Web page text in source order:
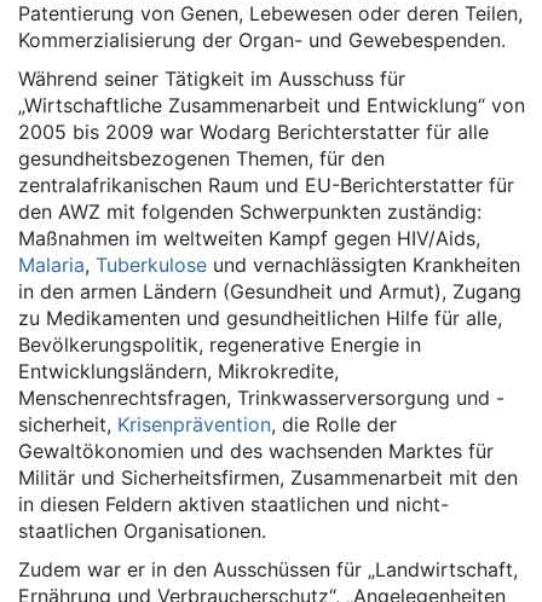
Patentierung von Genen, Lebewesen oder deren Teilen,
Kommerzialisierung der Organ- und Gewebespenden.
Während seiner Tätigkeit im Ausschuss für
„Wirtschaftliche Zusammenarbeit und Entwicklung“ von
2005 bis 2009 war Wodarg Berichterstatter für alle
gesundheitsbezogenen Themen, für den
zentralafrikanischen Raum und EU-Berichterstatter für
den AWZ mit folgenden Schwerpunkten zuständig:
Maßnahmen im weltweiten Kampf gegen HIV/Aids,
Malaria, Tuberkulose und vernachlässigten Krankheiten
in den armen Ländern (Gesundheit und Armut), Zugang
zu Medikamenten und gesundheitlichen Hilfe für alle,
Bevölkerungspolitik, regenerative Energie in
Entwicklungsländern, Mikrokredite,
Menschenrechtsfragen, Trinkwasserversorgung und -
sicherheit, Krisenprävention, die Rolle der
Gewaltökonomien und des wachsenden Marktes für
Militär und Sicherheitsfirmen, Zusammenarbeit mit den
in diesen Feldern aktiven staatlichen und nicht-
staatlichen Organisationen.
Zudem war er in den Ausschüssen für „Landwirtschaft,
Ernährung und Verbraucherschutz“, „Angelegenheiten